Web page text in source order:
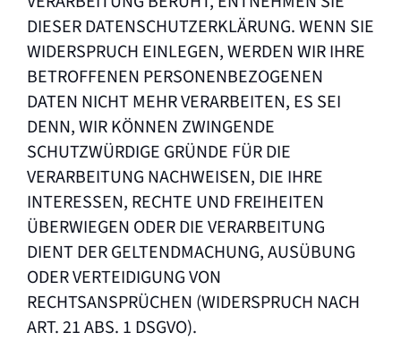
DIESER DATENSCHUTZERKLÄRUNG. WENN SIE
WIDERSPRUCH EINLEGEN, WERDEN WIR IHRE
BETROFFENEN PERSONENBEZOGENEN
DATEN NICHT MEHR VERARBEITEN, ES SEI
DENN, WIR KÖNNEN ZWINGENDE
SCHUTZWÜRDIGE GRÜNDE FÜR DIE
VERARBEITUNG NACHWEISEN, DIE IHRE
INTERESSEN, RECHTE UND FREIHEITEN
ÜBERWIEGEN ODER DIE VERARBEITUNG
DIENT DER GELTENDMACHUNG, AUSÜBUNG
ODER VERTEIDIGUNG VON
RECHTSANSPRÜCHEN (WIDERSPRUCH NACH
ART. 21 ABS. 1 DSGVO).